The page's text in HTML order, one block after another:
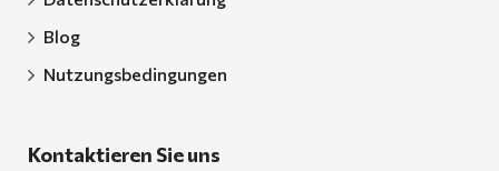
Blog
Nutzungsbedingungen
Kontaktieren Sie uns